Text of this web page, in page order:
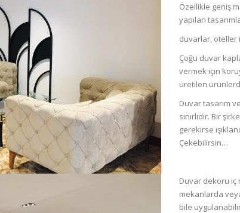
Özellikle geniş
yapılan
duvarlar, oteller
Çoğu duvar
vermek için
üretilen
Duvar tasarım
sınırlıdır. Bir
gerekirse
Çekebilirsin…
Duvar dekoru iç
mekanlarda
bile